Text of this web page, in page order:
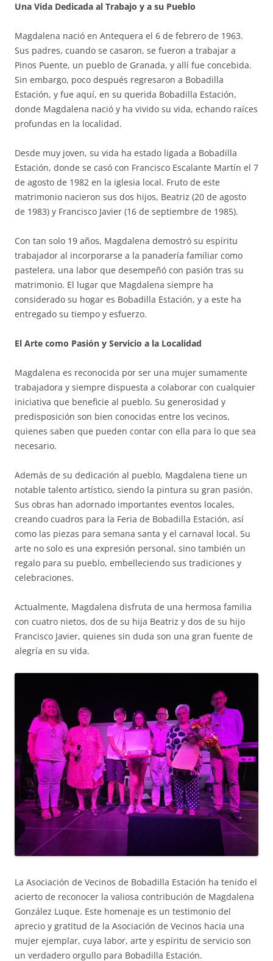
Una Vida Dedicada al Trabajo y a su Pueblo
Magdalena nació en Antequera el 6 de febrero de 1963.
Sus padres, cuando se casaron, se fueron a trabajar a
Pinos Puente, un pueblo de Granada, y allí fue concebida.
Sin embargo, poco después regresaron a Bobadilla
Estación, y fue aquí, en su querida Bobadilla Estación,
donde Magdalena nació y ha vivido su vida, echando raíces
profundas en la localidad.
Desde muy joven, su vida ha estado ligada a Bobadilla
Estación, donde se casó con Francisco Escalante Martín el 7
de agosto de 1982 en la iglesia local. Fruto de este
matrimonio nacieron sus dos hijos, Beatriz (20 de agosto
de 1983) y Francisco Javier (16 de septiembre de 1985).
Con tan solo 19 años, Magdalena demostró su espíritu
trabajador al incorporarse a la panadería familiar como
pastelera, una labor que desempeñó con pasión tras su
matrimonio. El lugar que Magdalena siempre ha
considerado su hogar es Bobadilla Estación, y a este ha
entregado su tiempo y esfuerzo.
El Arte como Pasión y Servicio a la Localidad
Magdalena es reconocida por ser una mujer sumamente
trabajadora y siempre dispuesta a colaborar con cualquier
iniciativa que beneficie al pueblo. Su generosidad y
predisposición son bien conocidas entre los vecinos,
quienes saben que pueden contar con ella para lo que sea
necesario.
Además de su dedicación al pueblo, Magdalena tiene un
notable talento artístico, siendo la pintura su gran pasión.
Sus obras han adornado importantes eventos locales,
creando cuadros para la Feria de Bobadilla Estación, así
como las piezas para semana santa y el carnaval local. Su
arte no solo es una expresión personal, sino también un
regalo para su pueblo, embelleciendo sus tradiciones y
celebraciones.
Actualmente, Magdalena disfruta de una hermosa familia
con cuatro nietos, dos de su hija Beatriz y dos de su hijo
Francisco Javier, quienes sin duda son una gran fuente de
alegría en su vida.
La Asociación de Vecinos de Bobadilla Estación ha tenido el
acierto de reconocer la valiosa contribución de Magdalena
González Luque. Este homenaje es un testimonio del
aprecio y gratitud de la Asociación de Vecinos hacia una
mujer ejemplar, cuya labor, arte y espíritu de servicio son
un verdadero orgullo para Bobadilla Estación.